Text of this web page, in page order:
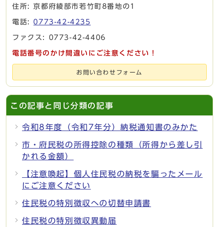
住所: 京都府綾部市若竹町8番地の1
電話:0773-42-4235
ファクス: 0773-42-4406
電話番号のかけ間違いにご注意ください！
お問い合わせフォーム
この記事と同じ分類の記事
令和8年度（令和7年分）納税通知書のみかた
市・府民税の所得控除の種類（所得から差し引
かれる金額）
【注意喚起】個人住民税の納税を騙ったメール
にご注意ください
住民税の特別徴収への切替申請書
住民税の特別徴収異動届